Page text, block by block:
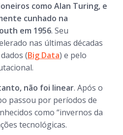
como Alan Turing, e
cunhado na
em 1956. Seu
nas últimas décadas
(Big Data) e pelo
não foi linear. Após o
passou por períodos de
como “invernos da
tecnológicas.